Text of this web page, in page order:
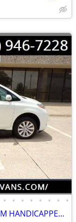
• • • • • • • •
2017 TOYOTA SIENNA LMTED PREMIUM HANDICAPPED WHEELCHAIR PWR RAMP VAN